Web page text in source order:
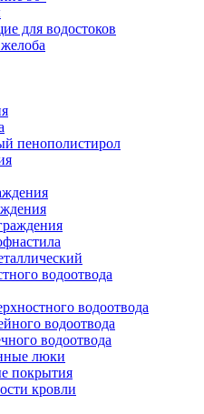
для водостоков
пенополистирол
водоотвода
водоотвода
водоотвода
водоотвода
люки
покрытия
кровли